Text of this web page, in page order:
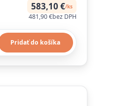
583,10 €/ks
481,90 €bez DPH
Pridať do košíka